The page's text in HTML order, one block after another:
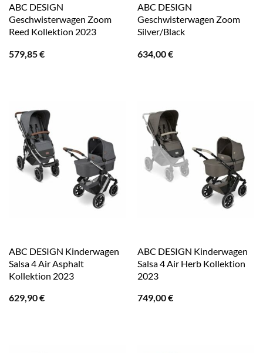
ABC DESIGN
Geschwisterwagen Zoom
Reed Kollektion 2023
579,85€
ABC DESIGN
Geschwisterwagen Zoom
Silver/Black
634,00€
ABC DESIGN Kinderwagen
Salsa 4 Air Asphalt
Kollektion 2023
629,90€
ABC DESIGN Kinderwagen
Salsa 4 Air Herb Kollektion
2023
749,00€